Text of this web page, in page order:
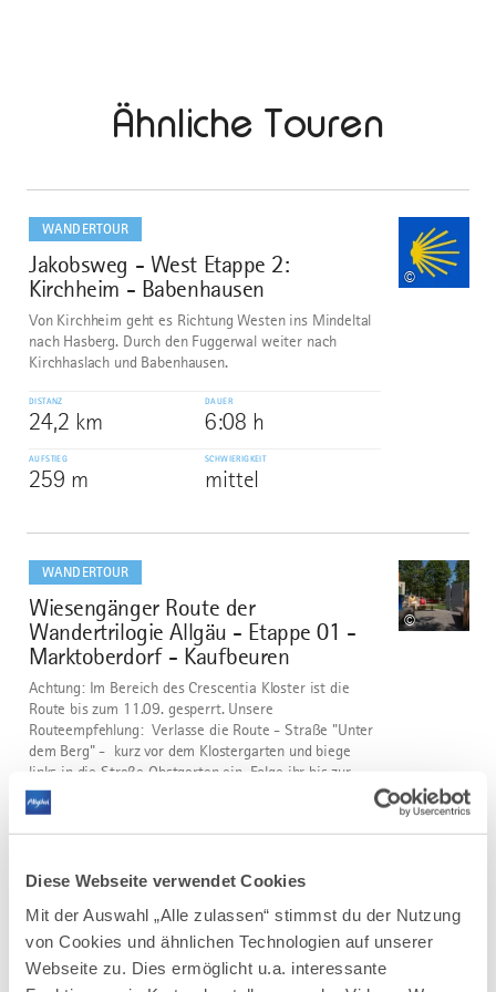
Diese Webseite verwendet Cookies
Mit der Auswahl „Alle zulassen“ stimmst du der Nutzung
von Cookies und ähnlichen Technologien auf unserer
Webseite zu. Dies ermöglicht u.a. interessante
Ähnliche Touren
WANDERTOUR
1
Jakobsweg - West Etappe 2:
Kirchheim - Babenhausen
©
Von Kirchheim geht es Richtung Westen ins Mindeltal
nach Hasberg. Durch den Fuggerwal weiter nach
Kirchhaslach und Babenhausen.
DISTANZ
24,2 km
DAUER
6:08 h
AUFSTIEG
259 m
SCHWIERIGKEIT
mittel
dazu
WANDERTOUR
2
Wiesengänger Route der
Wandertrilogie Allgäu - Etappe 01 -
Marktoberdorf - Kaufbeuren
©
Achtung: Im Bereich des Crescentia Kloster ist die
Route bis zum 11.09. gesperrt. Unsere
Routeempfehlung: Verlasse die Route - Straße "Unter
dem Berg" - kurz vor dem Klostergarten und biege
links in die Straße Obstgarten ein. Folge ihr bis zur
Schmiedgasse, biege dort...
DISTANZ DAUER
AUFSTIEG
225 m
SCHWIERIGKEIT
mittel
dazu
mehr